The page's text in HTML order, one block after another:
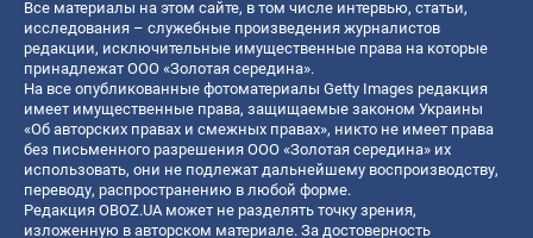
Все материалы на этом сайте, в том числе интервью, статьи,
исследования – служебные произведения журналистов
редакции, исключительные имущественные права на которые
принадлежат ООО «Золотая середина».
На все опубликованные фотоматериалы Getty Images редакция
имеет имущественные права, защищаемые законом Украины
«Об авторских правах и смежных правах», никто не имеет права
без письменного разрешения ООО «Золотая середина» их
использовать, они не подлежат дальнейшему воспроизводству,
переводу, распространению в любой форме.
Редакция OBOZ.UA может не разделять точку зрения,
изложенную в авторском материале. За достоверность